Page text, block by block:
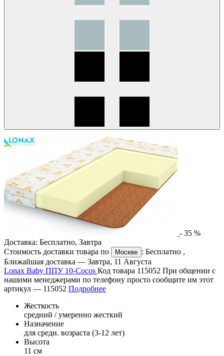
- 35 %
Доставка: Бесплатно, Завтра
Стоимость доставки товара по
Москве : Бесплатно ,
Ближайшая доставка — Завтра, 11 Августа
Lonax Baby ППУ 10-Cocos Код товара 115052 При общении с
нашими менеджерами по телефону просто сообщите им этот
артикул — 115052 Подробнее
Жесткость
средний / умеренно жесткий
Назначение
для средн. возраста (3-12 лет)
Высота
11 см